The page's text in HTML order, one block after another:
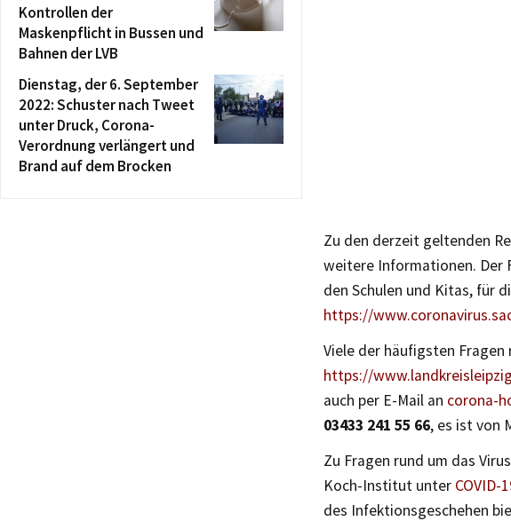
Zu den derzeit geltenden
weitere Informationen. Der
den Schulen und Kitas, für
https://
Viele der häufigsten
https://
auch per E-Mail an corona-
03433 241 55 66, es ist von
Zu Fragen rund um das
Koch-Institut unter
des Infektionsgeschehen
Kontrollen der
Maskenpflicht in Bussen und
Bahnen der LVB
Dienstag, der 6. September
2022: Schuster nach Tweet
unter Druck, Corona-
Verordnung verlängert und
Brand auf dem Brocken